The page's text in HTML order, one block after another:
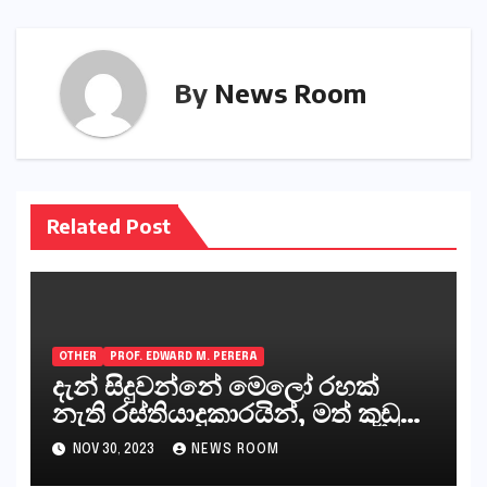
By News Room
Related Post
OTHER PROF. EDWARD M. PERERA
දැන් සිදුවන්නේ මෙලෝ රහක්
නැති රස්තියාදුකාරයින්, මත් කුඩු
ගෙන්වන්නන් සහ අලෙවි
කරන්නන්,කැලෑපාළුවන්, මහජන
NOV 30, 2023 NEWS ROOM